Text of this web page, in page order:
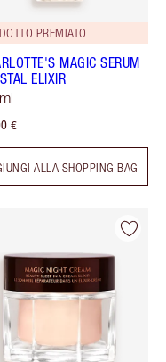
PREMIATO
MAGIC SERUM
ELIXIR
€
ALLA SHOPPING BAG